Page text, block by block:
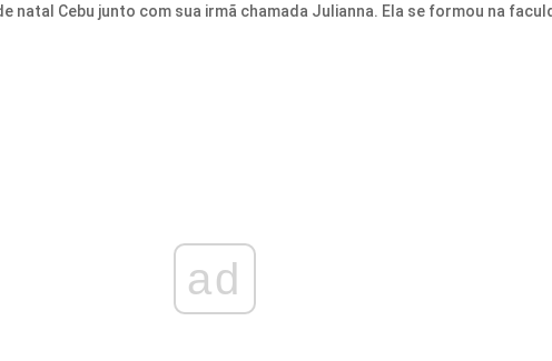
natal Cebu junto com sua irmã chamada Julianna. Ela se formou na
ad